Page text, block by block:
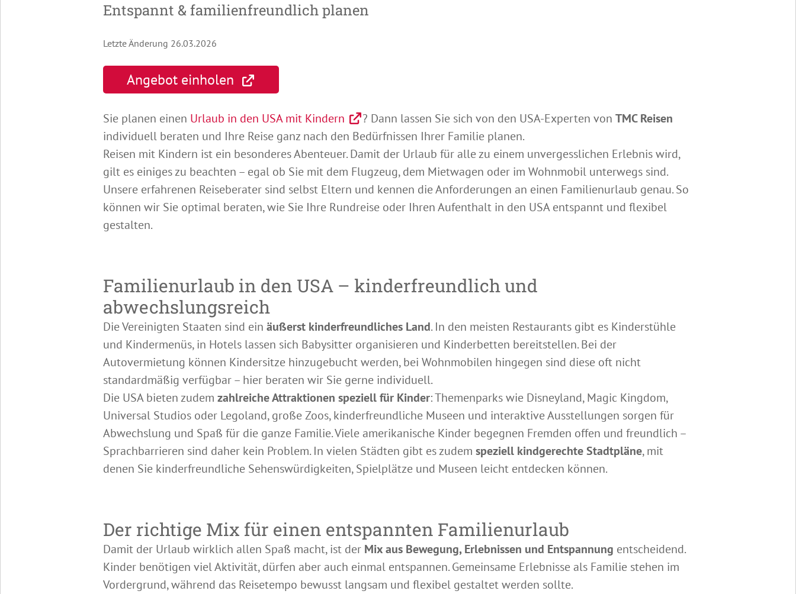
Entspannt & familienfreundlich planen
Letzte Änderung 26.03.2026
Angebot einholen
Sie planen einen Urlaub in den USA mit Kindern ? Dann lassen Sie sich von den USA-Experten von TMC Reisen
individuell beraten und Ihre Reise ganz nach den Bedürfnissen Ihrer Familie planen.
Reisen mit Kindern ist ein besonderes Abenteuer. Damit der Urlaub für alle zu einem unvergesslichen Erlebnis wird,
gilt es einiges zu beachten – egal ob Sie mit dem Flugzeug, dem Mietwagen oder im Wohnmobil unterwegs sind.
Unsere erfahrenen Reiseberater sind selbst Eltern und kennen die Anforderungen an einen Familienurlaub genau. So
können wir Sie optimal beraten, wie Sie Ihre Rundreise oder Ihren Aufenthalt in den USA entspannt und flexibel
gestalten.
Familienurlaub in den USA – kinderfreundlich und
abwechslungsreich
Die Vereinigten Staaten sind ein äußerst kinderfreundliches Land. In den meisten Restaurants gibt es Kinderstühle
und Kindermenüs, in Hotels lassen sich Babysitter organisieren und Kinderbetten bereitstellen. Bei der
Autovermietung können Kindersitze hinzugebucht werden, bei Wohnmobilen hingegen sind diese oft nicht
standardmäßig verfügbar – hier beraten wir Sie gerne individuell.
Die USA bieten zudem zahlreiche Attraktionen speziell für Kinder: Themenparks wie Disneyland, Magic Kingdom,
Universal Studios oder Legoland, große Zoos, kinderfreundliche Museen und interaktive Ausstellungen sorgen für
Abwechslung und Spaß für die ganze Familie. Viele amerikanische Kinder begegnen Fremden offen und freundlich –
Sprachbarrieren sind daher kein Problem. In vielen Städten gibt es zudem speziell kindgerechte Stadtpläne, mit
denen Sie kinderfreundliche Sehenswürdigkeiten, Spielplätze und Museen leicht entdecken können.
Der richtige Mix für einen entspannten Familienurlaub
Damit der Urlaub wirklich allen Spaß macht, ist der Mix aus Bewegung, Erlebnissen und Entspannung entscheidend.
Kinder benötigen viel Aktivität, dürfen aber auch einmal entspannen. Gemeinsame Erlebnisse als Familie stehen im
Vordergrund, während das Reisetempo bewusst langsam und flexibel gestaltet werden sollte.